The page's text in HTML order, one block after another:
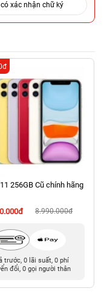
xác nhận chữ ký
256GB Cũ chính hãng
8.990.000đ
trước, 0 lãi suất, 0 phí
đổi, 0 gọi người thân